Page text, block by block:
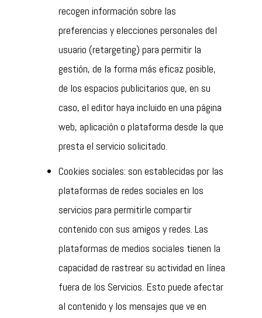
recogen información sobre las
preferencias y elecciones personales del
usuario (retargeting) para permitir la
gestión, de la forma más eficaz posible,
de los espacios publicitarios que, en su
caso, el editor haya incluido en una página
web, aplicación o plataforma desde la que
presta el servicio solicitado.
Cookies sociales: son establecidas por las
plataformas de redes sociales en los
servicios para permitirle compartir
contenido con sus amigos y redes. Las
plataformas de medios sociales tienen la
capacidad de rastrear su actividad en línea
fuera de los Servicios. Esto puede afectar
al contenido y los mensajes que ve en